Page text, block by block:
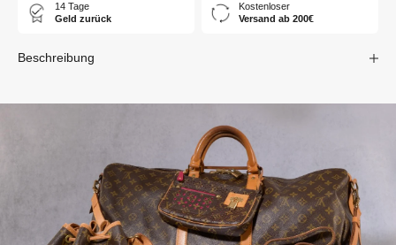
14 Tage
Geld zurück
Kostenloser
Versand ab 200€
Beschreibung